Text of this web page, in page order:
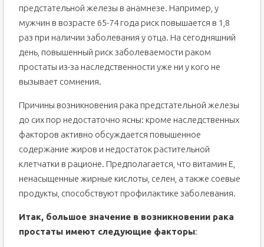
предстательной железы в анамнезе. Например, у
мужчин в возрасте 65-74 года риск повышается в 1,8
раз при наличии заболевания у отца. На сегодняшний
день, повышенный риск заболеваемости раком
простаты из-за наследственности уже ни у кого не
вызывает сомнения.
Причины возникновения рака предстательной железы
до сих пор недостаточно ясны: кроме наследственных
факторов активно обсуждается повышенное
содержание жиров и недостаток растительной
клетчатки в рационе. Предполагается, что витамин Е,
ненасыщенные жирные кислоты, селен, а также соевые
продукты, способствуют профилактике заболевания.
Итак, большое значение в возникновении рака
простаты имеют следующие факторы: